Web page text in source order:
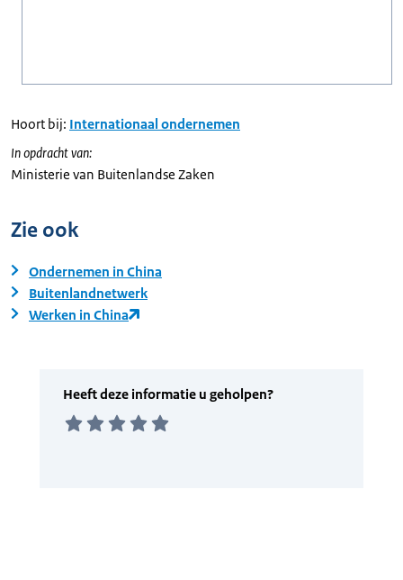
Hoort bij: Internationaal ondernemen
In opdracht van:
Ministerie van Buitenlandse Zaken
Zie ook
Ondernemen in China
Buitenlandnetwerk
Werken in China